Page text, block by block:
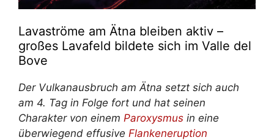
Lavaströme am Ätna bleiben aktiv –
großes Lavafeld bildete sich im Valle del
Bove
Der Vulkanausbruch am Ätna setzt sich auch
am 4. Tag in Folge fort und hat seinen
Charakter von einem Paroxysmus in eine
überwiegend effusive Flankeneruption